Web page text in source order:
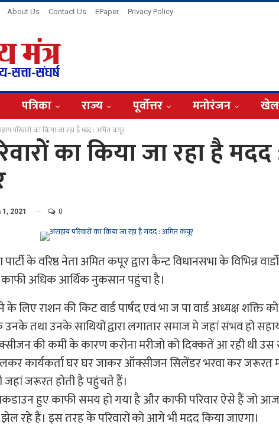
About Us Contact Us EPaper Privacy Policy
पत्रिका राज्य पूर्वोत्तर मनोरंजन खेल
परिवारों का किया जा रहा है मदद : अमित कपूर
का किया जा रहा है मदद
1, 2021 0
के वरिष्ठ नेता अमित कपूर द्वारा कैन्ट विधानसभा के विभिन्न
काफी अधिक आर्थिक नुकसान पहुंचा है।
लिए राशन की किट वार्ड पार्षद एवं भा ज पा वार्ड अध्यक्ष शक्ति
तथा उनके साथियों द्वारा लगातार समाज मे जहां संभव हो
की कमी के कारण करोना मरीजो को दिक्कतें आ रही थी उस
कार्यकर्ता घर घर जाकर ऑक्सीजन सिलेंडर भरवा कर जरूरत
जरूरत होती है पहुंचते हैं।
हुए काफी समय हो गया है और काफी परिवार ऐसे हैं जो
रहे हैं। इस तरह के परिवारों को आगे भी मदद किया जाएगा।